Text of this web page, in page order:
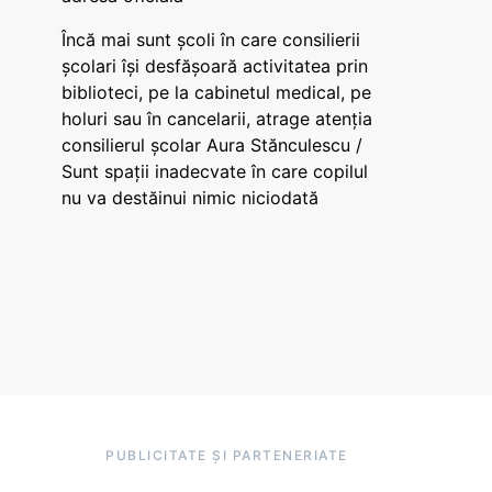
Încă mai sunt școli în care consilierii
școlari își desfășoară activitatea prin
biblioteci, pe la cabinetul medical, pe
holuri sau în cancelarii, atrage atenția
consilierul școlar Aura Stănculescu /
Sunt spații inadecvate în care copilul
nu va destăinui nimic niciodată
PUBLICITATE ȘI PARTENERIATE